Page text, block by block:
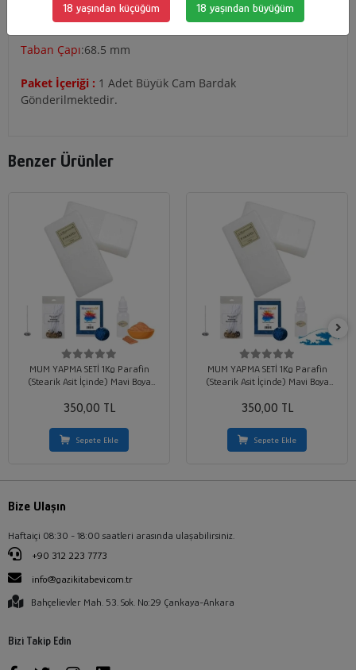
Ağız Çapı: 73.5 mm
Taban Çapı:68.5 mm
Paket İçeriği : 1 Adet Büyük Cam Bardak
Gönderilmektedir.
Benzer Ürünler
MUM YAPMA SETİ 1Kg Parafin
(Stearik Asit İçinde) Mavi Boya
Fitil
350,00 TL
Sepete Ekle
MUM YAPMA SETİ 1Kg Parafin
(Stearik Asit İçinde) Mavi Boya
350,00 TL
Sepete Ekle
Bize Ulaşın
Haftaiçi 08:30 - 18:00 saatleri arasında ulaşabilirsiniz.
+90 312 223 7773
info@gazikitabevi.com.tr
Bahçelievler Mah. 53. Sok. No:29 Çankaya-Ankara
Bizi Takip Edin
18 yaşından küçüğüm 18 yaşından büyüğüm